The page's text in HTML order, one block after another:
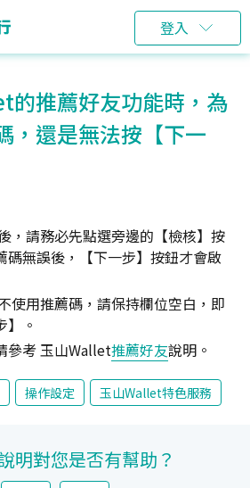
登入
的推薦好友功能時，為
，還是無法按【下一
，請務必先點選旁邊的【檢核】按
碼無誤後，【下一步】按鈕才會啟
使用推薦碼，請保持欄位空白，即
】。
參考 玉山Wallet推薦好友說明。
操作設定 玉山Wallet特色服務
明對您是否有幫助？